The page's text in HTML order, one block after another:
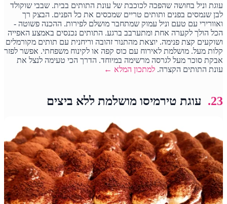
עוגת וניל בחושה שהפכה לכוכבת של עונת התותים בבית. שבבי שוקולד
לבן שנמסים בפנים ותותים טריים שמכסים את כל הפנים. הבצק רך
ואוורירי עם טעם וניל עמוק שמתחבר מושלם לפירות. ההכנה פשוטה -
הכל הולך לקערה אחת ומתערבב ברגע. התותים נכנסים באמצע האפייה
ושוקעים קצת פנימה. יוצאת מהתנור זהובה וריחנית עם תותים מקורמלים
קלות מעל. מושלמת לאירוח עם כוס קפה או לקינוח משפחתי. אפשר לפזר
אבקת סוכר מעל לגרסה מרשימה במיוחד. הדרך הכי טעימה לנצל את
עונת התותים הקצרה.למתכון המלא ←
23. עוגת טירמיסו מושלמת ללא ביצים